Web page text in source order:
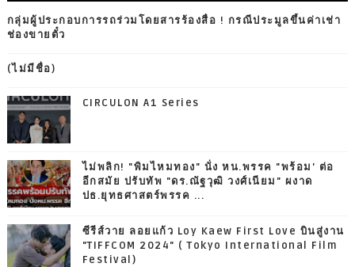
กลุ่มผู้ประกอบการรถร่วมโดยสารร้องสื่อ ! กรณีประมูลขึ้นค่าเช่า
ช่องขายตั๋ว
(ไม่มีชื่อ)
CIRCULON A1 Series
ไม่พลิก! "พิมไหมทอง" นั่ง หน.พรรค "พร้อม' ต่อ
อีกสมัย ปรับทัพ "ดร.ณัฐวุฒิ วงศ์เนียม" ผงาด
ปธ.ยุทธศาสตร์พรรค ...
ซีรีส์วาย ลอยแก้ว Loy Kaew First Love บินสู่งาน
"TIFFCOM 2024" ( Tokyo International Film
Festival)